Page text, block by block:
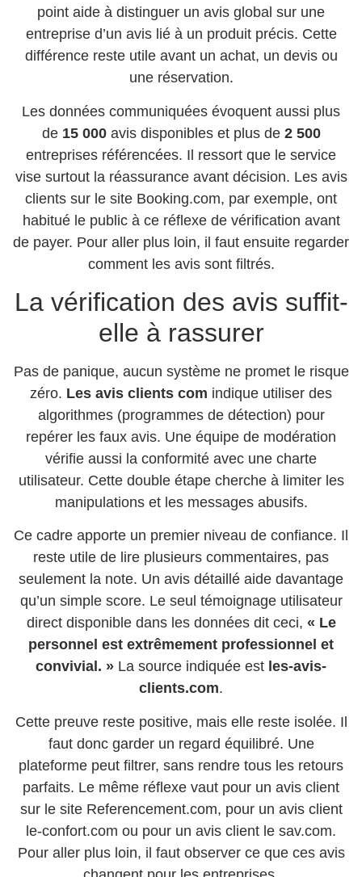
point aide à distinguer un avis global sur une
entreprise d’un avis lié à un produit précis. Cette
différence reste utile avant un achat, un devis ou
une réservation.
Les données communiquées évoquent aussi plus
de 15 000avis disponibles et plus de 2 500
entreprises référencées. Il ressort que le service
vise surtout la réassurance avant décision. Les avis
clients sur le site Booking.com, par exemple, ont
habitué le public à ce réflexe de vérification avant
de payer. Pour aller plus loin, il faut ensuite regarder
comment les avis sont filtrés.
La vérification des avis suffit-
elle à rassurer
Pas de panique, aucun système ne promet le risque
zéro. Les avis clients com indique utiliser des
algorithmes (programmes de détection) pour
repérer les faux avis. Une équipe de modération
vérifie aussi la conformité avec une charte
utilisateur. Cette double étape cherche à limiter les
manipulations et les messages abusifs.
Ce cadre apporte un premier niveau de confiance. Il
reste utile de lire plusieurs commentaires, pas
seulement la note. Un avis détaillé aide davantage
qu’un simple score. Le seul témoignage utilisateur
direct disponible dans les données dit ceci, « Le
personnel est extrêmement professionnel et
convivial. » La source indiquée est les-avis-
clients.com.
Cette preuve reste positive, mais elle reste isolée. Il
faut donc garder un regard équilibré. Une
plateforme peut filtrer, sans rendre tous les retours
parfaits. Le même réflexe vaut pour un avis client
sur le site Referencement.com, pour un avis client
le-confort.com ou pour un avis client le sav.com.
Pour aller plus loin, il faut observer ce que ces avis